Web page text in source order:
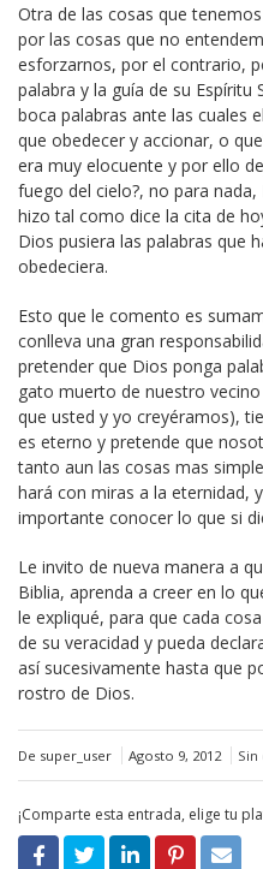
Otra de las cosas que
por las cosas que no
esforzarnos, por el contrario,
palabra y la guía de su
boca palabras ante las cuales
que obedecer y accionar, o
era muy elocuente y por ello
fuego del cielo?, no para
hizo tal como dice la cita de
Dios pusiera las palabras que
obedeciera.
Esto que le comento es
conlleva una gran
pretender que Dios ponga
gato muerto de nuestro
que usted y yo creyéramos),
es eterno y pretende que
tanto aun las cosas mas
hará con miras a la eternidad,
importante conocer lo que si
Le invito de nueva manera a
Biblia, aprenda a creer en lo
le expliqué, para que cada
de su veracidad y pueda
así sucesivamente hasta que
rostro de Dios.
De super_user Agosto 9, 2012 Sin
¡Comparte esta entrada, elige tu